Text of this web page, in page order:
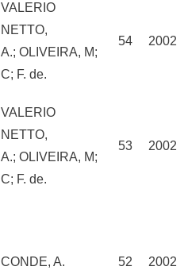
VALERIO
NETTO,
A.; OLIVEIRA, M;
C; F. de.
54 2002
VALERIO
NETTO,
A.; OLIVEIRA, M;
C; F. de.
53 2002
CONDE, A. 52 2002